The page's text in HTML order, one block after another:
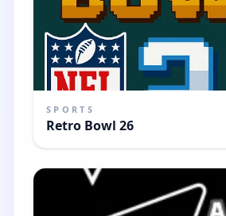
SPORTS
Retro Bowl 26